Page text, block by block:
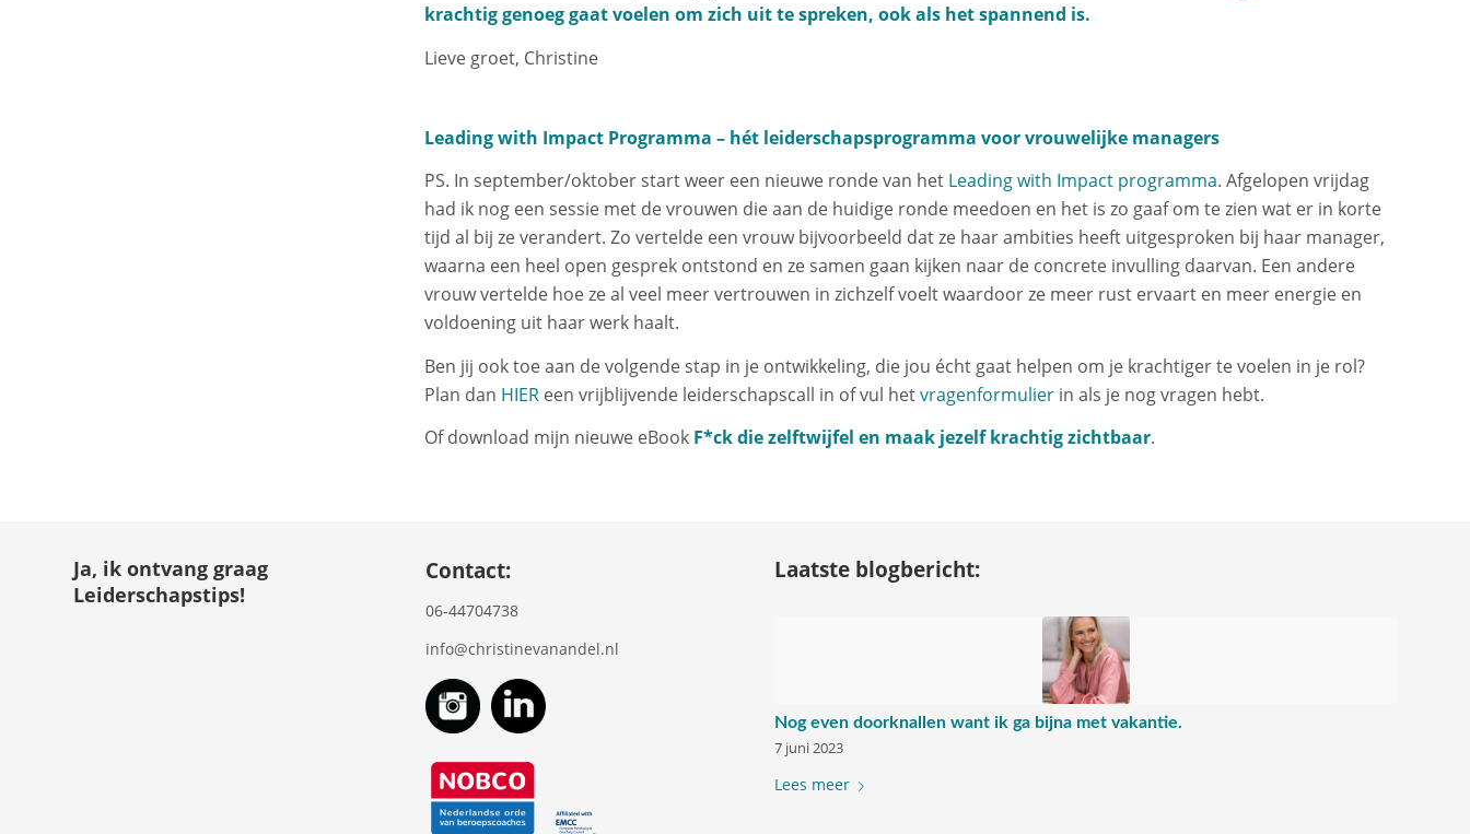
krachtig genoeg gaat voelen om zich uit te spreken, ook als het spannend is.
Lieve groet, Christine
Leading with Impact Programma – hét leiderschapsprogramma voor vrouwelijke managers
PS. In september/oktober start weer een nieuwe ronde van het Leading with Impact programma. Afgelopen vrijdag
had ik nog een sessie met de vrouwen die aan de huidige ronde meedoen en het is zo gaaf om te zien wat er in korte
tijd al bij ze verandert. Zo vertelde een vrouw bijvoorbeeld dat ze haar ambities heeft uitgesproken bij haar manager,
waarna een heel open gesprek ontstond en ze samen gaan kijken naar de concrete invulling daarvan. Een andere
vrouw vertelde hoe ze al veel meer vertrouwen in zichzelf voelt waardoor ze meer rust ervaart en meer energie en
voldoening uit haar werk haalt.
Ben jij ook toe aan de volgende stap in je ontwikkeling, die jou écht gaat helpen om je krachtiger te voelen in je rol?
Plan dan HIEReen vrijblijvende leiderschapscall in of vul hetvragenformulierin als je nog vragen hebt.
Of download mijn nieuwe eBook F*ck die zelftwijfel en maak jezelf krachtig zichtbaar.
Ja, ik ontvang graag
Leiderschapstips!
Contact:
06-44704738
info@christinevanandel.nl
Laatste blogbericht:
Nog even doorknallen want ik ga bijna met vakantie.
7 juni 2023
Lees meer